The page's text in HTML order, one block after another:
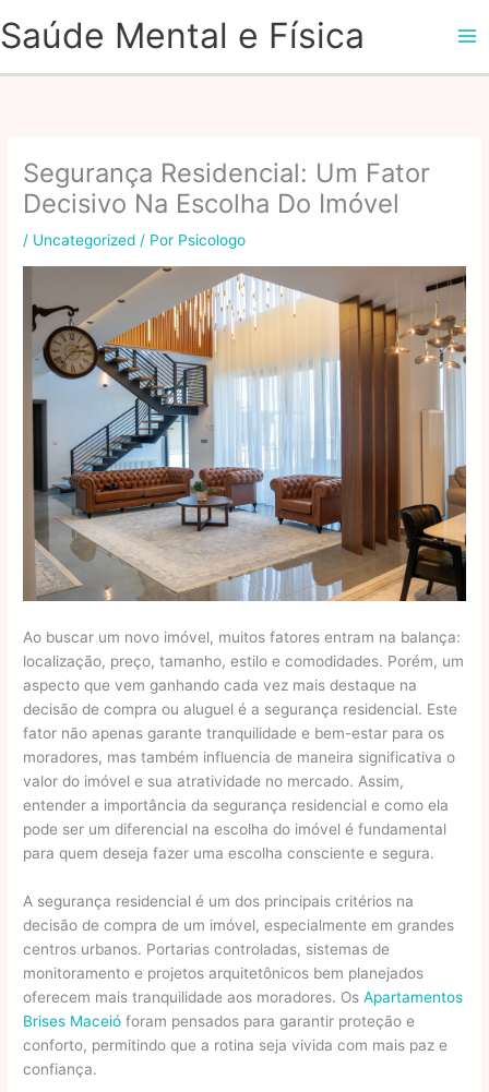
para
Saúde Mental e Física
Segurança Residencial: Um Fator
Decisivo Na Escolha Do Imóvel
/ Uncategorized / Por Psicologo
Ao buscar um novo imóvel, muitos fatores entram na balança:
localização, preço, tamanho, estilo e comodidades. Porém, um
aspecto que vem ganhando cada vez mais destaque na
decisão de compra ou aluguel é a segurança residencial. Este
fator não apenas garante tranquilidade e bem-estar para os
moradores, mas também influencia de maneira significativa o
valor do imóvel e sua atratividade no mercado. Assim,
entender a importância da segurança residencial e como ela
pode ser um diferencial na escolha do imóvel é fundamental
para quem deseja fazer uma escolha consciente e segura.
A segurança residencial é um dos principais critérios na
decisão de compra de um imóvel, especialmente em grandes
centros urbanos. Portarias controladas, sistemas de
monitoramento e projetos arquitetônicos bem planejados
oferecem mais tranquilidade aos moradores. OsApartamentos
Brises Maceió foram pensados para garantir proteção e
conforto, permitindo que a rotina seja vivida com mais paz e
confiança.